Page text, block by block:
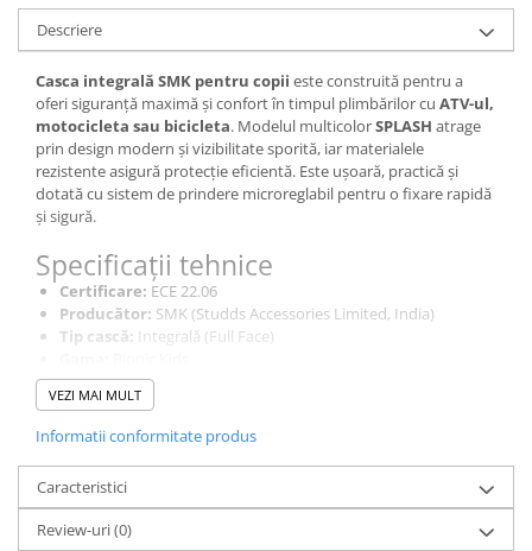
Descriere
Casca integrală SMK pentru copii este construită pentru a
oferi siguranță maximă și confort în timpul plimbărilor cu ATV-ul,
motocicleta sau bicicleta. Modelul multicolorSPLASH atrage
prin design modern și vizibilitate sporită, iar materialele
rezistente asigură protecție eficientă. Este ușoară, practică și
dotată cu sistem de prindere microreglabil pentru o fixare rapidă
și sigură.
Specificații tehnice
Certificare: ECE 22.06
Producător: SMK (Studds Accessories Limited, India)
Tip cască: Integrală (Full Face)
Design / Grafică:
Culoare:Multicolor (negru, alb, albastru)
Mărime:
KM / KL (copii M/L)
Material:Termoplastic rezistent
Greutate:1300 g
Tip utilizator:
Sistem de închidere:Microreglabil (microregulation)
Parasolar:
VEZI MAI MULT
Informatii conformitate produs
Caracteristici
Review-uri(0)